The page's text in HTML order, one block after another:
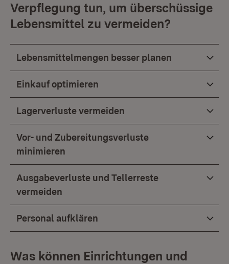
Verpflegung tun, um überschüssige
Lebensmittel zu vermeiden?
Lebensmittelmengen besser planen
Einkauf optimieren
Lagerverluste vermeiden
Vor- und Zubereitungsverluste
minimieren
Ausgabeverluste und Tellerreste
vermeiden
Personal aufklären
Was können Einrichtungen und